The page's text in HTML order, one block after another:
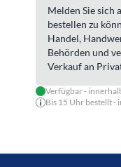
Melden Sie sich
bestellen zu
Handel,
Behörden und
Verkauf an
Verfügbar -
Bis 15 Uhr bestellt -